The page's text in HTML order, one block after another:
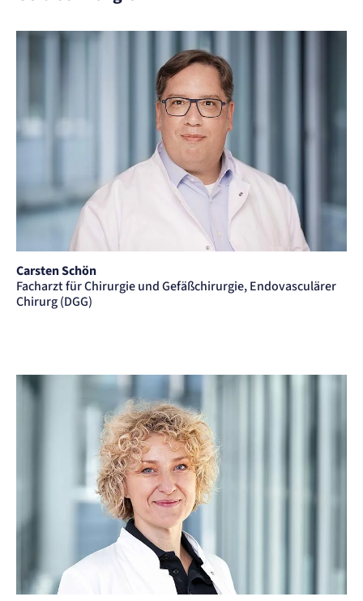
Carsten Schön
Facharzt für Chirurgie und Gefäßchirurgie, Endovasculärer
Chirurg (DGG)